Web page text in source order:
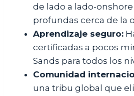
de lado a lado-
profundas cerca de la
Aprendizaje seguro:
certificadas a pocos
Sands para todos los
Comunidad
una tribu global que